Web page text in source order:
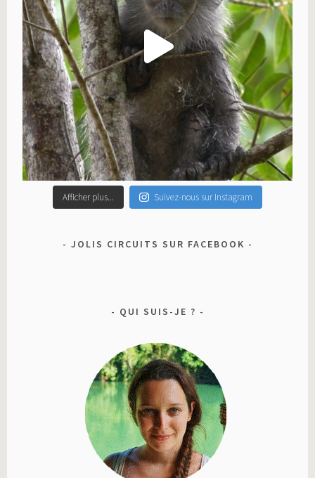
Afficher plus... Suivez-nous sur Instagram
JOLIS CIRCUITS SUR FACEBOOK
QUI SUIS-JE ?